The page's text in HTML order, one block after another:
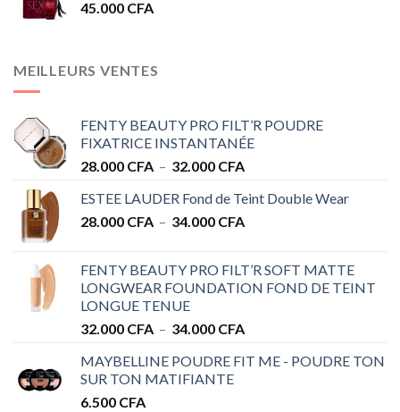
45.000 CFA
MEILLEURS VENTES
FENTY BEAUTY PRO FILT’R POUDRE
FIXATRICE INSTANTANÉE
28.000 CFA – 32.000 CFAPlage
prix :
28.000 CFA
ESTEE LAUDER Fond de Teint Double Wear
28.000 CFA – 34.000 CFAPlage
28.000 CFA
à
FENTY BEAUTY PRO FILT’R SOFT MATTE
LONGWEAR FOUNDATION FOND DE TEINT
LONGUE TENUE
32.000 CFA – 34.000 CFAPlage
prix :
MAYBELLINE POUDRE FIT ME - POUDRE TON
SUR TON MATIFIANTE
6.500 CFA